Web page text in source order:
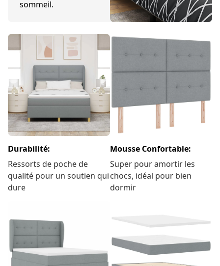
sommeil.
Durabilité:
Ressorts de poche de
qualité pour un soutien qui
dure
Mousse Confortable:
Super pour amortir les
chocs, idéal pour bien
dormir